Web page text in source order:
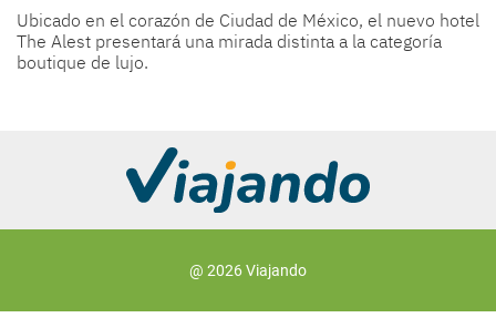
Ubicado en el corazón de Ciudad de México, el nuevo hotel
The Alest presentará una mirada distinta a la categoría
boutique de lujo.
@ 2026 Viajando